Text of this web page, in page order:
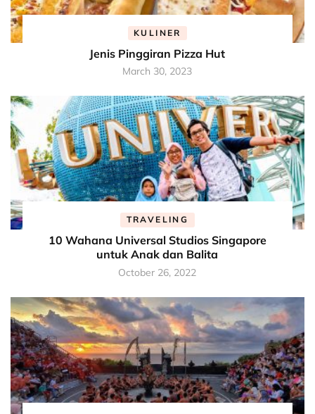
KULINER
Jenis Pinggiran Pizza Hut
March 30, 2023
TRAVELING
10 Wahana Universal Studios Singapore
untuk Anak dan Balita
October 26, 2022